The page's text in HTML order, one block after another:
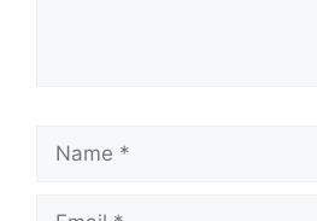
Name
Email